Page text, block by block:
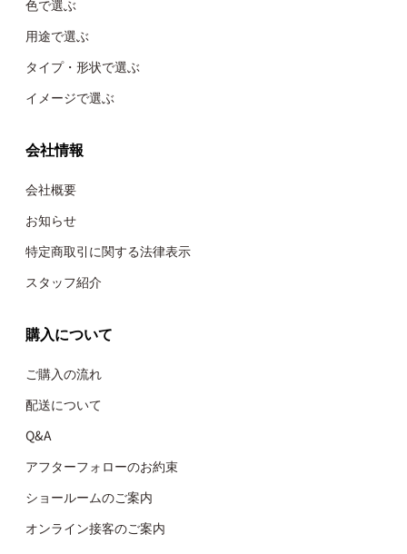
色で選ぶ
用途で選ぶ
タイプ・形状で選ぶ
イメージで選ぶ
会社情報
会社概要
お知らせ
特定商取引に関する法律表示
スタッフ紹介
購入について
ご購入の流れ
配送について
Q&A
アフターフォローのお約束
ショールームのご案内
オンライン接客のご案内